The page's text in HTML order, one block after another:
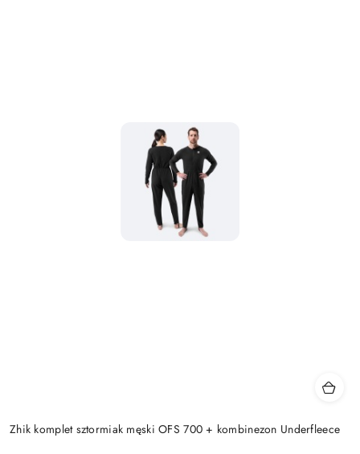
Zhik komplet sztormiak męski OFS 700 + kombinezon Underfleece